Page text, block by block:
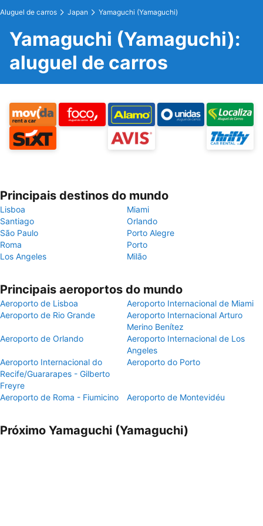
Aluguel de carros Japan Yamaguchi (Yamaguchi)
Yamaguchi (Yamaguchi):
aluguel de carros
Principais destinos do mundo
Lisboa
Miami
Santiago
Orlando
São Paulo
Porto Alegre
Roma
Porto
Los Angeles
Milão
Principais aeroportos do mundo
Aeroporto de Lisboa
Aeroporto Internacional de Miami
Aeroporto de Rio Grande
Aeroporto Internacional Arturo
Merino Benítez
Aeroporto de Orlando
Aeroporto Internacional de Los
Angeles
Aeroporto Internacional do
Recife/Guararapes - Gilberto
Freyre
Aeroporto do Porto
Aeroporto de Roma - Fiumicino Aeroporto de Montevidéu
Próximo Yamaguchi (Yamaguchi)